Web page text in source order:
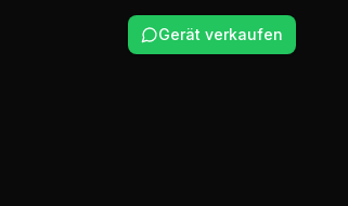
Gerät verkaufen